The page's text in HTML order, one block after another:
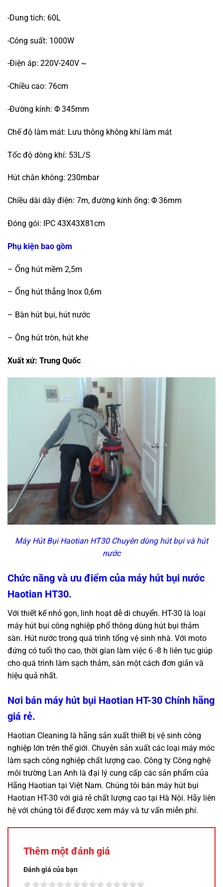
-Dung tích: 60L
-Công suất: 1000W
-Điện áp: 220V-240V ~
-Chiều cao: 76cm
-Đường kính: Φ 345mm
Chế độ làm mát: Lưu thông không khí làm mát
Tốc độ dòng khí: 53L/S
Hút chân không: 230mbar
Chiều dài dây điện: 7m, đường kính ống: Φ 36mm
Đóng gói: IPC 43X43X81cm
Phụ kiện bao gồm
– Ống hút mềm 2,5m
– Ống hút thẳng Inox 0,6m
– Bàn hút bụi, hút nước
– Ông hút tròn, hút khe
Xuất xứ: Trung Quốc
Máy Hút Bụi Haotian HT30 Chuyên dùng hút bụi và hút
nước
Chức năng và ưu điểm của máy hút bụi nước
Haotian HT30.
Với thiết kế nhỏ gọn, linh hoạt dễ di chuyển. HT-30 là loại
máy hút bụi công nghiệp phổ thông dùng hút bụi thảm
sàn. Hút nước trong quá trình tổng vệ sinh nhà. Với moto
đứng có tuổi thọ cao, thời gian làm việc 6 -8 h liên tục giúp
cho quá trình làm sạch thảm, sàn một cách đơn giản và
hiệu quả nhất.
Nơi bán máy hút bụi Haotian HT-30 Chính hãng
giá rẻ.
Haotian Cleaning là hãng sản xuất thiết bị vệ sinh công
nghiệp lớn trên thế giới. Chuyên sản xuất các loại máy móc
làm sạch công nghiệp chất lượng cao. Công ty Công nghệ
môi trường Lan Anh là đại lý cung cấp các sản phẩm của
Hãng Haotian tại Việt Nam. Chúng tôi bán máy hút bụi
Haotian HT-30 với giá rẻ chất lượng cao tại Hà Nội. Hãy liên
hệ với chúng tôi để được xem máy và tư vấn miễn phí.
Thêm một đánh giá
Đánh giá của bạn